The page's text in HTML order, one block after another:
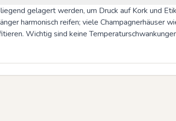
gelagert werden, um Druck auf Kork und
harmonisch reifen; viele Champagnerhäuser
Wichtig sind keine